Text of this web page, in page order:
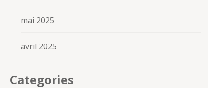
mai 2025
avril 2025
Categories